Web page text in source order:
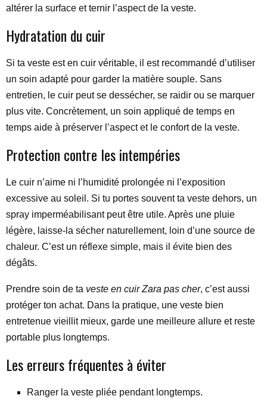
altérer la surface et ternir l’aspect de la veste.
Hydratation du cuir
Si ta veste est en cuir véritable, il est recommandé d’utiliser
un soin adapté pour garder la matière souple. Sans
entretien, le cuir peut se dessécher, se raidir ou se marquer
plus vite. Concrètement, un soin appliqué de temps en
temps aide à préserver l’aspect et le confort de la veste.
Protection contre les intempéries
Le cuir n’aime ni l’humidité prolongée ni l’exposition
excessive au soleil. Si tu portes souvent ta veste dehors, un
spray imperméabilisant peut être utile. Après une pluie
légère, laisse-la sécher naturellement, loin d’une source de
chaleur. C’est un réflexe simple, mais il évite bien des
dégâts.
Prendre soin de ta veste en cuir Zara pas cher, c’est aussi
protéger ton achat. Dans la pratique, une veste bien
entretenue vieillit mieux, garde une meilleure allure et reste
portable plus longtemps.
Les erreurs fréquentes à éviter
Ranger la veste pliée pendant longtemps.